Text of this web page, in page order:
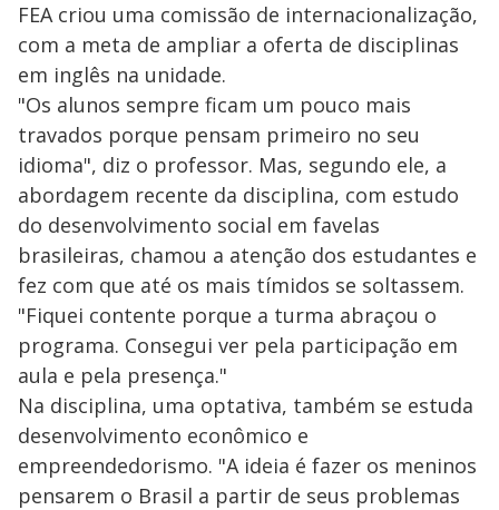
FEA criou uma comissão de internacionalização,
com a meta de ampliar a oferta de disciplinas
em inglês na unidade.
"Os alunos sempre ficam um pouco mais
travados porque pensam primeiro no seu
idioma", diz o professor. Mas, segundo ele, a
abordagem recente da disciplina, com estudo
do desenvolvimento social em favelas
brasileiras, chamou a atenção dos estudantes e
fez com que até os mais tímidos se soltassem.
"Fiquei contente porque a turma abraçou o
programa. Consegui ver pela participação em
aula e pela presença."
Na disciplina, uma optativa, também se estuda
desenvolvimento econômico e
empreendedorismo. "A ideia é fazer os meninos
pensarem o Brasil a partir de seus problemas